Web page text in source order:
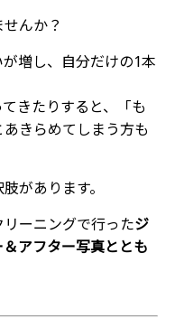
んか？
増し、自分だけの1本
きたりすると、「も
きらめてしまう方も
があります。
ーニングで行ったジ
アフター写真ととも